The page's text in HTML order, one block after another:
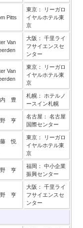
Pitts
東京： リーガロ
イヤルホテル東
京
Van
大阪： 千里ライ
フサイエンスセ
ンター
Van
東京： リーガロ
イヤルホテル東
京
内 豊
札幌： ホテルノ
ースイン札幌
野 亨
名古屋： 名古屋
国際センター
藤 悦
東京： リーガロ
イヤルホテル東
京
野 亨
福岡： 中小企業
振興センター
野 亨
大阪： 千里ライ
フサイエンスセ
ンター